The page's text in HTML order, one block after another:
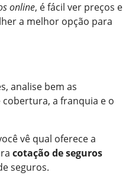
online, é fácil ver preços e
a melhor opção para
analise bem as
a franquia e o
vê qual oferece a
cotação de seguros
seguros.